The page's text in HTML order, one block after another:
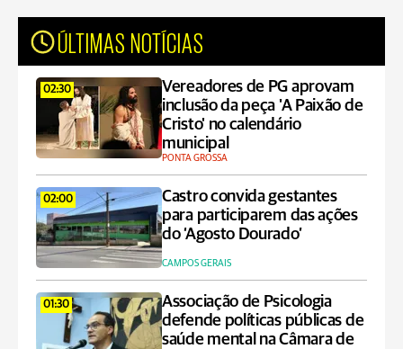
ÚLTIMAS NOTÍCIAS
02:30
Vereadores de PG aprovam
inclusão da peça 'A Paixão de
Cristo' no calendário
municipal
PONTA GROSSA
02:00
Castro convida gestantes
para participarem das ações
do ‘Agosto Dourado’
CAMPOS GERAIS
01:30
Associação de Psicologia
defende políticas públicas de
saúde mental na Câmara de